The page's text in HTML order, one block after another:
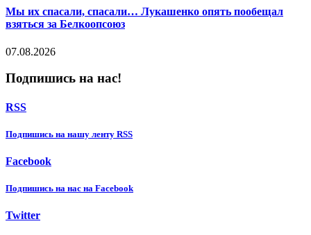
Мы их спасали, спасали… Лукашенко опять пообещал
взяться за Белкоопсоюз
07.08.2026
Подпишись на нас!
RSS
Подпишиcь на нашу ленту RSS
Facebook
Подпишиcь на нас на Facebook
Twitter